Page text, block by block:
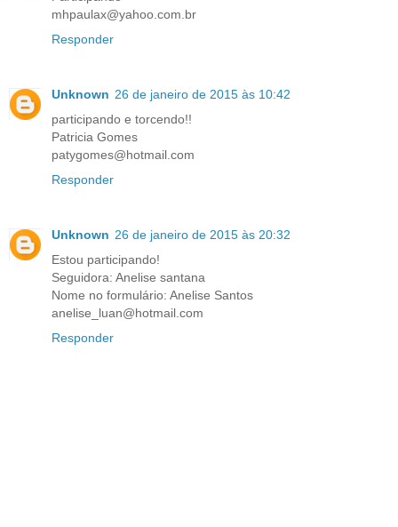
mhpaulax@yahoo.com.br
Responder
Unknown 26 de janeiro de 2015 às 10:42
participando e torcendo!!
Patricia Gomes
patygomes@hotmail.com
Responder
Unknown 26 de janeiro de 2015 às 20:32
Estou participando!
Seguidora: Anelise santana
Nome no formulário: Anelise Santos
anelise_luan@hotmail.com
Responder